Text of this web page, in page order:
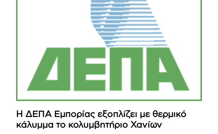
Η ΔΕΠΑ Εμπορίας εξοπλίζει με θερμικό
κάλυμμα το κολυμβητήριο Χανίων